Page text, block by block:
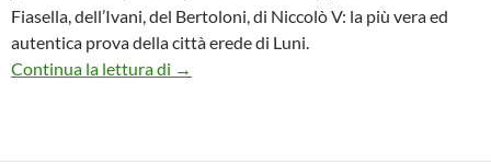
Fiasella, dell’Ivani, del Bertoloni, di Niccolò V: la più vera ed
autentica prova della città erede di Luni.
Continua la lettura di La Spezia: alla Fortezza di Sarzanello si
→